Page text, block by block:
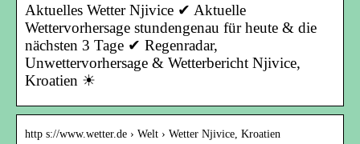
Aktuelles Wetter Njivice ✔ Aktuelle
Wettervorhersage stundengenau für heute & die
nächsten 3 Tage ✔ Regenradar,
Unwettervorhersage & Wetterbericht Njivice,
Kroatien ☀
http s://www.wetter.de › Welt › Wetter Njivice, Kroatien